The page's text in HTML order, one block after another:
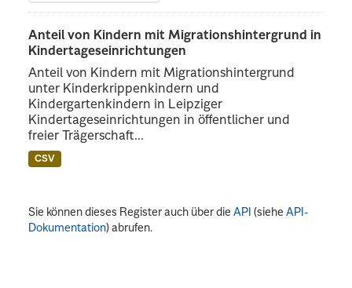
Anteil von Kindern mit Migrationshintergrund in
Kindertageseinrichtungen
Anteil von Kindern mit Migrationshintergrund
unter Kinderkrippenkindern und
Kindergartenkindern in Leipziger
Kindertageseinrichtungen in öffentlicher und
freier Trägerschaft...
CSV
Sie können dieses Register auch über dieAPI (sieheAPI-
Dokumentation) abrufen.